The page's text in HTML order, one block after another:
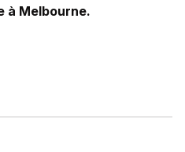
à Melbourne.